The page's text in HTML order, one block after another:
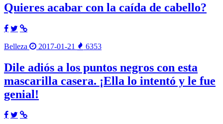
Quieres acabar con la caída de cabello?
Belleza 2017-01-21 6353
Dile adiós a los puntos negros con esta
mascarilla casera. ¡Ella lo intentó y le fue
genial!